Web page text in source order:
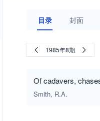
目录 封面
1985年8期
Of cadavers,
Smith, R.A.